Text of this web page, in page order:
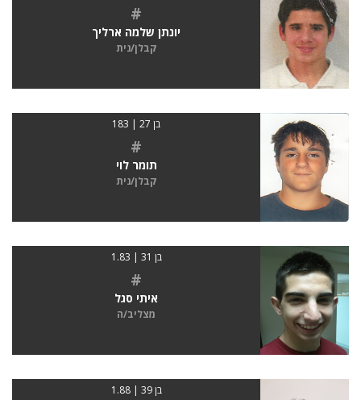
#
יונתן שלמה ארליך
קבלן/נית
בן 27 | 183
#
תומר לוי
קבלן/נית
בן 31 | 1.83
#
איתי סגל
מצליב/ה
בן 39 | 1.88